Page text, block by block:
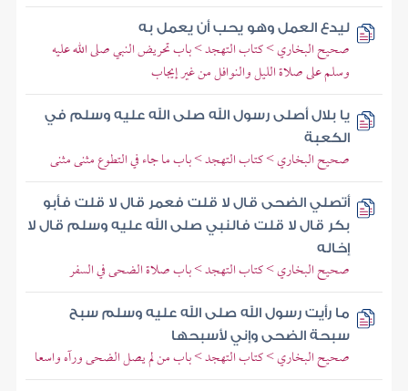
ليدع العمل وهو يحب أن يعمل به
صحيح البخاري > كتاب التهجد > باب تحريض النبي صلى الله عليه
وسلم على صلاة الليل والنوافل من غير إيجاب
يا بلال أصلى رسول الله صلى الله عليه وسلم في
الكعبة
صحيح البخاري > كتاب التهجد > باب ما جاء في التطوع مثنى مثنى
أتصلي الضحى قال لا قلت فعمر قال لا قلت فأبو
بكر قال لا قلت فالنبي صلى الله عليه وسلم قال لا
إخاله
صحيح البخاري > كتاب التهجد > باب صلاة الضحى في السفر
ما رأيت رسول الله صلى الله عليه وسلم سبح
سبحة الضحى وإني لأسبحها
صحيح البخاري > كتاب التهجد > باب من لم يصل الضحى ورآه واسعا